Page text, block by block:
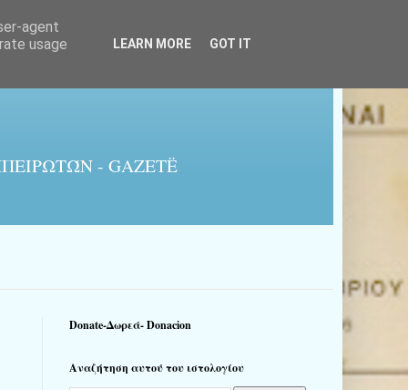
- GAZETË
Donate-Δωρεά- Donacion
Αναζήτηση αυτού του ιστολογίου
agent
usage
LEARN MORE GOT IT